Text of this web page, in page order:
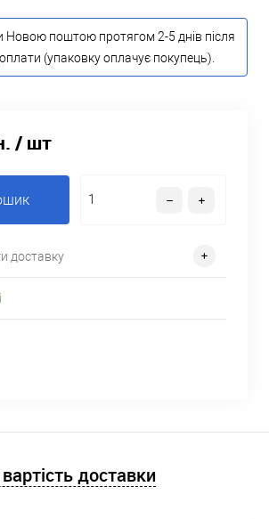
Новою поштою протягом 2-5 днів після
(упаковку оплачує покупець).
/ шт
доставку
доставки